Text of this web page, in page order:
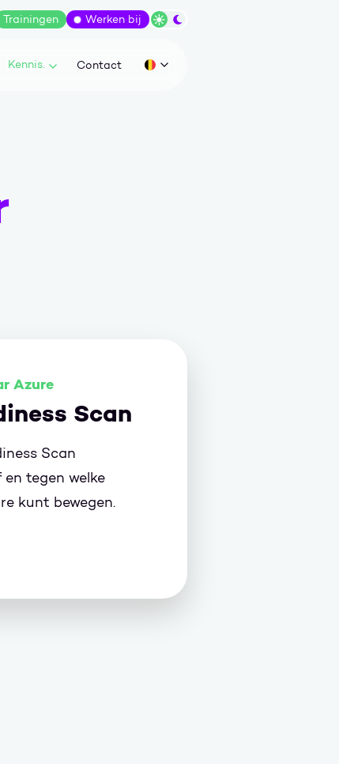
Trainingen Werken bij Wissel tussen dark/light modus
Kennis. Contact Huidige taal: be
Azure
Scan
Scan
tegen welke
kunt bewegen.